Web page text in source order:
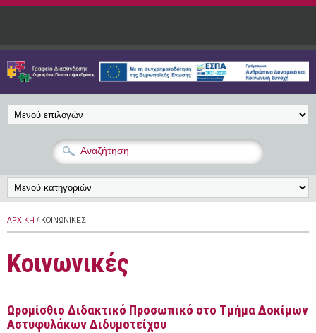
Παράκαμψη προς το κυρίως περιεχόμενο
ΑΡΧΙΚΉ / ΚΟΙΝΩΝΙΚΈΣ
Κοινωνικές
Ωρομίσθιο Διδακτικό Προσωπικό στο Τμήμα Δοκίμων
Αστυφυλάκων Διδυμοτείχου